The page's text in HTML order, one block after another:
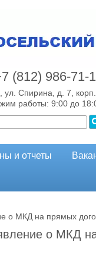
(812) 986-71-
ул. Спирина, д. 7,
работы: 9:00 до
и отчеты
о МКД на прямых
о МКД